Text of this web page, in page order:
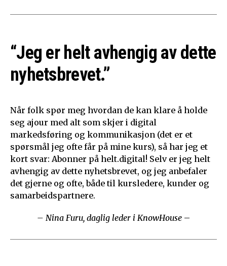
“Jeg er helt avhengig av dette
nyhetsbrevet.”
Når folk spør meg hvordan de kan klare å holde
seg ajour med alt som skjer i digital
markedsføring og kommunikasjon (det er et
spørsmål jeg ofte får på mine kurs), så har jeg et
kort svar: Abonner på helt.digital! Selv er jeg helt
avhengig av dette nyhetsbrevet, og jeg anbefaler
det gjerne og ofte, både til kursledere, kunder og
samarbeidspartnere.
– Nina Furu, daglig leder i KnowHouse –